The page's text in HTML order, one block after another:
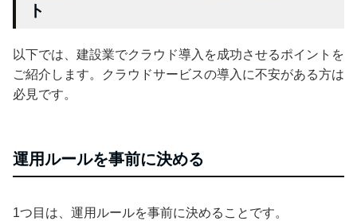
ト
以下では、建設業でクラウド導入を成功させるポイントを
ご紹介します。クラウドサービスの導入に不安がある方は
必見です。
運用ルールを事前に決める
1つ目は、運用ルールを事前に決めることです。